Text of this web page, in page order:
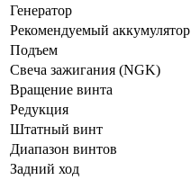
Генератор
Рекомендуемый аккумулятор
Подъем
Свеча зажигания (NGK)
Вращение винта
Редукция
Штатный винт
Диапазон винтов
Задний ход